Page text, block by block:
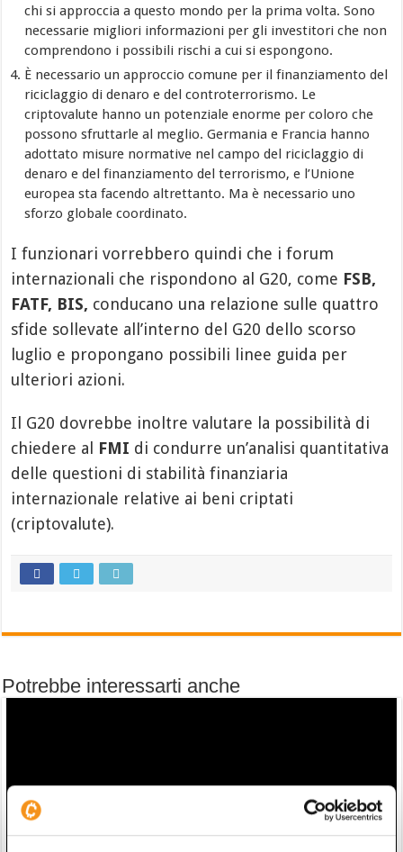
chi si approccia a questo mondo per la prima volta. Sono
necessarie migliori informazioni per gli investitori che non
comprendono i possibili rischi a cui si espongono.
È necessario un approccio comune per il finanziamento del
riciclaggio di denaro e del controterrorismo. Le
criptovalute hanno un potenziale enorme per coloro che
possono sfruttarle al meglio. Germania e Francia hanno
adottato misure normative nel campo del riciclaggio di
denaro e del finanziamento del terrorismo, e l’Unione
europea sta facendo altrettanto. Ma è necessario uno
sforzo globale coordinato.
I funzionari vorrebbero quindi che i forum
internazionali che rispondono al G20, come FSB,
FATF, BIS, conducano una relazione sulle quattro
sfide sollevate all’interno del G20 dello scorso
luglio e propongano possibili linee guida per
ulteriori azioni.
Il G20 dovrebbe inoltre valutare la possibilità di
chiedere al FMI di condurre un’analisi quantitativa
delle questioni di stabilità finanziaria
internazionale relative ai beni criptati
(criptovalute).
Potrebbe interessarti anche